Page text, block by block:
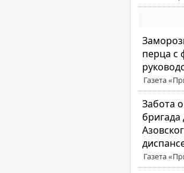
перца с
Газета
Забота
бригада
Газета